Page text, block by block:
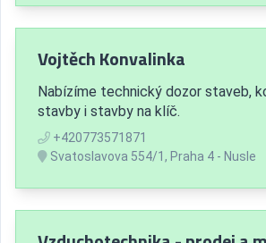
Vojtěch Konvalinka
Nabízíme technický dozor staveb,
stavby i stavby na klíč.
+420773571871
Svatoslavova 554/1, Praha 4 - Nusle